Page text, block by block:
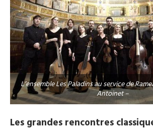
L’ensemble Les Paladins au service de
Antoinet –
Les grandes rencontres